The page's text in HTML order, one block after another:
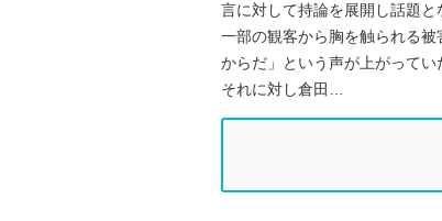
言に対して持論を展開し話題と
一部の観客から胸を触られる
からだ」という声が上がってい
それに対し倉田…